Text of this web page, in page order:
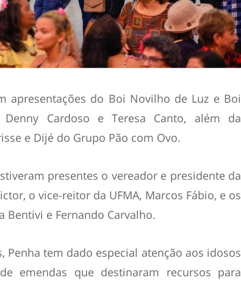
apresentações do Boi Novilho de Luz e Boi
Cardoso e Teresa Canto, além da
e Dijé do Grupo Pão com Ovo.
presentes o vereador e presidente da
o vice-reitor da UFMA, Marcos Fábio, e os
Bentivi e Fernando Carvalho.
Penha tem dado especial atenção aos idosos
emendas que destinaram recursos para